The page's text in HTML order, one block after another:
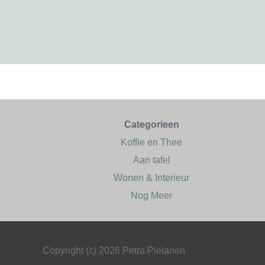
Categorieen
Koffie en Thee
Aan tafel
Wonen & Interieur
Nog Meer
Copyright (c) 2026 Petra Pielanen